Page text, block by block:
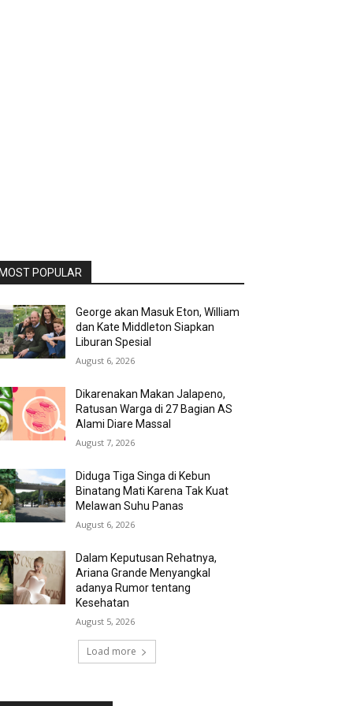
MOST POPULAR
George akan Masuk Eton, William
dan Kate Middleton Siapkan
Liburan Spesial
August 6, 2026
Dikarenakan Makan Jalapeno,
Ratusan Warga di 27 Bagian AS
Alami Diare Massal
August 7, 2026
Diduga Tiga Singa di Kebun
Binatang Mati Karena Tak Kuat
Melawan Suhu Panas
August 6, 2026
Dalam Keputusan Rehatnya,
Ariana Grande Menyangkal
adanya Rumor tentang
Kesehatan
August 5, 2026
Load more